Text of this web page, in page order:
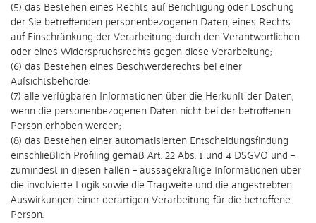
(5) das Bestehen eines Rechts auf Berichtigung oder Löschung
der Sie betreffenden personenbezogenen Daten, eines Rechts
auf Einschränkung der Verarbeitung durch den Verantwortlichen
oder eines Widerspruchsrechts gegen diese Verarbeitung;
(6) das Bestehen eines Beschwerderechts bei einer
Aufsichtsbehörde;
(7) alle verfügbaren Informationen über die Herkunft der Daten,
wenn die personenbezogenen Daten nicht bei der betroffenen
Person erhoben werden;
(8) das Bestehen einer automatisierten Entscheidungsfindung
einschließlich Profiling gemäß Art. 22 Abs. 1 und 4 DSGVO und –
zumindest in diesen Fällen – aussagekräftige Informationen über
die involvierte Logik sowie die Tragweite und die angestrebten
Auswirkungen einer derartigen Verarbeitung für die betroffene
Person.